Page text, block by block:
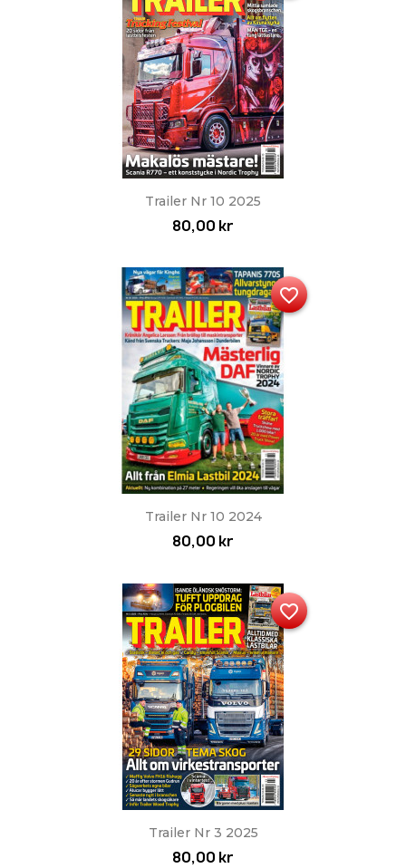
Trailer Nr 10 2025
80,00 kr
Trailer Nr 10 2024
80,00 kr
favorite_border
Trailer Nr 3 2025
80,00 kr
favorite_border